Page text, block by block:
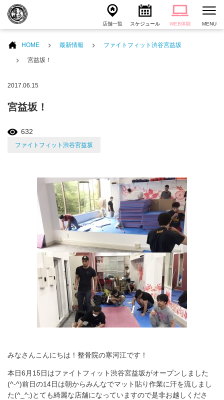
店舗一覧 スケジュール WEB体験 MENU
HOME 最新情報 ファイトフィット渋谷宮益坂
宮益坂！
2017.06.15
宮益坂！
632
ファイトフィット渋谷宮益坂
みなさんこんにちは！整骨院の寒河江です！
本日6月15日はファイトフィット渋谷宮益坂がオープンしました
(^-^)前日の14日は朝からみんなでマット貼り作業に汗を流しまし
た(^_^;)とても綺麗な店舗になっていますので是非お越しくださ